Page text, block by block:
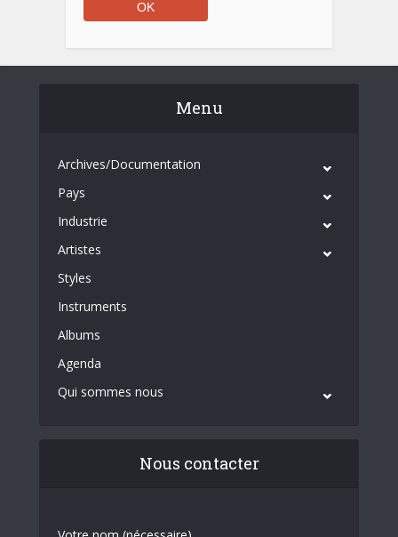
Menu
Archives/Documentation
Pays
Industrie
Artistes
Styles
Instruments
Albums
Agenda
Qui sommes nous
Nous contacter